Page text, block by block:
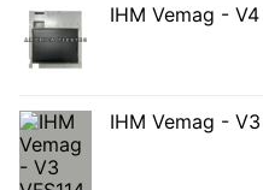
IHM Vemag - V4
IHM Vemag - V3